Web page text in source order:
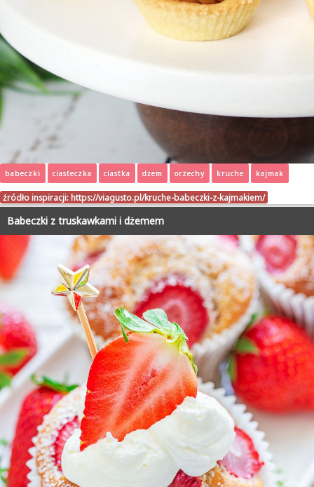
babeczki ciasteczka ciastka dżem orzechy kruche kajmak
źródło inspiracji: https://viagusto.pl/kruche-babeczki-z-kajmakiem/
Babeczki z truskawkami i dżemem